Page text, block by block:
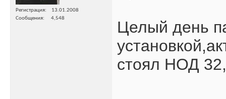
Регистрация
13.01.2008
Сообщения
4,548
Целый день
стоял НОД